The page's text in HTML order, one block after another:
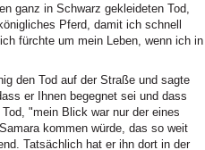
ganz in Schwarz gekleideten Tod,
Pferd, damit ich schnell
fürchte um mein Leben, wenn ich in
den Tod auf der Straße und sagte
er Ihnen begegnet sei und dass
"mein Blick war nur der eines
kommen würde, das so weit
Tatsächlich hat er ihn dort in der